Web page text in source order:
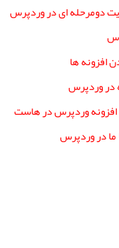
دومرحله ای در وردپرس
ها
در وردپرس
وردپرس در هاست
در وردپرس